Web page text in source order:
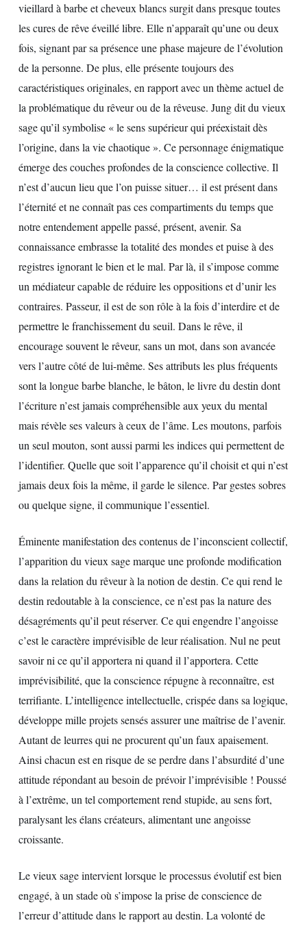
vieillard à barbe et cheveux blancs surgit dans presque toutes
les cures de rêve éveillé libre. Elle n’apparaît qu’une ou deux
fois, signant par sa présence une phase majeure de l’évolution
de la personne. De plus, elle présente toujours des
caractéristiques originales, en rapport avec un thème actuel de
la problématique du rêveur ou de la rêveuse. Jung dit du vieux
sage qu’il symbolise « le sens supérieur qui préexistait dès
l’origine, dans la vie chaotique ». Ce personnage énigmatique
émerge des couches profondes de la conscience collective. Il
n’est d’aucun lieu que l’on puisse situer… il est présent dans
l’éternité et ne connaît pas ces compartiments du temps que
notre entendement appelle passé, présent, avenir. Sa
connaissance embrasse la totalité des mondes et puise à des
registres ignorant le bien et le mal. Par là, il s’impose comme
un médiateur capable de réduire les oppositions et d’unir les
contraires. Passeur, il est de son rôle à la fois d’interdire et de
permettre le franchissement du seuil. Dans le rêve, il
encourage souvent le rêveur, sans un mot, dans son avancée
vers l’autre côté de lui-même. Ses attributs les plus fréquents
sont la longue barbe blanche, le bâton, le livre du destin dont
l’écriture n’est jamais compréhensible aux yeux du mental
mais révèle ses valeurs à ceux de l’âme. Les moutons, parfois
un seul mouton, sont aussi parmi les indices qui permettent de
l’identifier. Quelle que soit l’apparence qu’il choisit et qui n’est
jamais deux fois la même, il garde le silence. Par gestes sobres
ou quelque signe, il communique l’essentiel.
Éminente manifestation des contenus de l’inconscient collectif,
l’apparition du vieux sage marque une profonde modification
dans la relation du rêveur à la notion de destin. Ce qui rend le
destin redoutable à la conscience, ce n’est pas la nature des
désagréments qu’il peut réserver. Ce qui engendre l’angoisse
c’est le caractère imprévisible de leur réalisation. Nul ne peut
savoir ni ce qu’il apportera ni quand il l’apportera. Cette
imprévisibilité, que la conscience répugne à reconnaître, est
terrifiante. L’intelligence intellectuelle, crispée dans sa logique,
développe mille projets sensés assurer une maîtrise de l’avenir.
Autant de leurres qui ne procurent qu’un faux apaisement.
Ainsi chacun est en risque de se perdre dans l’absurdité d’une
attitude répondant au besoin de prévoir l’imprévisible ! Poussé
à l’extrême, un tel comportement rend stupide, au sens fort,
paralysant les élans créateurs, alimentant une angoisse
croissante.
Le vieux sage intervient lorsque le processus évolutif est bien
engagé, à un stade où s’impose la prise de conscience de
l’erreur d’attitude dans le rapport au destin. La volonté de